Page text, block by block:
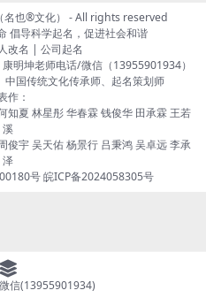
也®文化） - All rights reserved
倡导科学起名，促进社会和谐
改名 | 公司起名
明坤老师电话/微信（13955901934）
国传统文化传承师、起名策划师
作：
知夏 林星彤 华春霖 钱俊华 田承霖 王若
溪
俊宇 吴天佑 杨景行 吕秉鸿 吴卓远 李承
泽
号皖ICP备2024058305号
信(13955901934)